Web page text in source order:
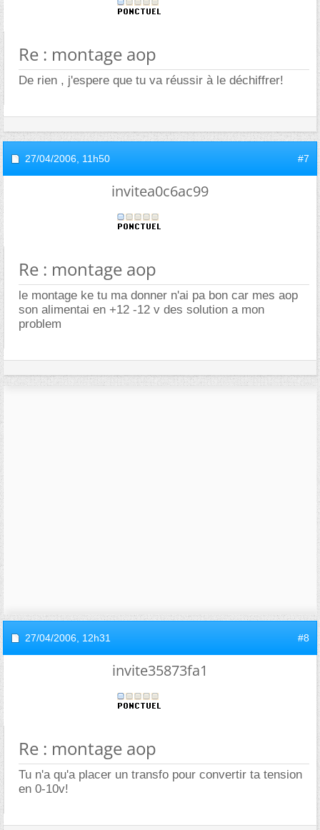
Re : montage aop
De rien , j'espere que tu va réussir à le déchiffrer!
27/04/2006, 11h50 #7
invitea0c6ac99
Re : montage aop
le montage ke tu ma donner n'ai pa bon car mes aop
son alimentai en +12 -12 v des solution a mon
problem
27/04/2006, 12h31 #8
invite35873fa1
Re : montage aop
Tu n'a qu'a placer un transfo pour convertir ta tension
en 0-10v!